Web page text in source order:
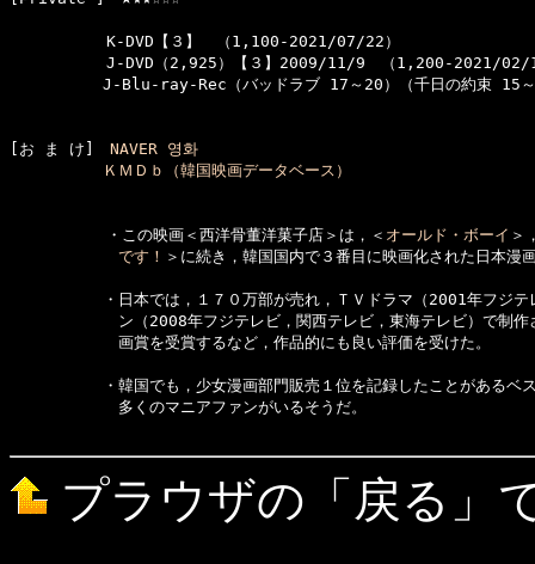
  　　　　　K-DVD【３】　（1,100-2021/07/22）
　　　　　J-DVD（2,925）【３】2009/11/9　（1,200-2021/
J-Blu-ray-Rec（バッドラブ 17～20）（千日の約束 15～
[お ま け] NAVER 영화
ＫＭＤｂ（韓国映画データベース）
  　　　　　・この映画＜西洋骨董洋菓子店＞は，＜
オールド・ボーイ ＞
です！ ＞に続き，韓国国内で３番目に映画化された日本漫
・日本では，１７０万部が売れ，ＴＶドラマ（2001年フジテレ
ン（2008年フジテレビ，関西テレビ，東海テレビ）で制作さ
画賞を受賞するなど，作品的にも良い評価を受けた。
・韓国でも，少女漫画部門販売１位を記録したことがあるベス
多くのマニアファンがいるそうだ。
プラウザの「戻る」